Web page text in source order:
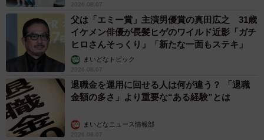
2026.08.07
父は「エミー賞」主演男優賞の真田広之 31歳
イケメン俳優が長髪ヒゲのワイルド近影「ガチ
ヒロさんそっくり」「新たな一面もステキ」
まいどなトピック
2026.08.07
退職金を運用に回せる人は何が違う？ 「退職
金額の多さ」より重要な“ある経験”とは
まいどなニュース情報部
2026.08.07